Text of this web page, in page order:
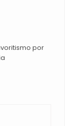
por